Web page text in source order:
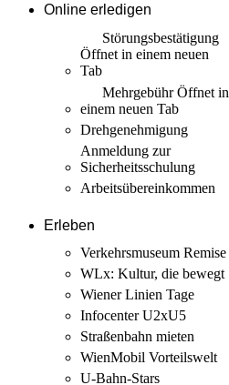
Online erledigen
Störungs­bestätigung
Öffnet in einem neuen
Tab
MehrgebührÖffnet in
einem neuen Tab
Drehgenehmigung
Anmeldung zur
Sicherheits­schulung
Arbeits­übereinkommen
Erleben
Verkehrsmuseum Remise
WLx: Kultur, die bewegt
Wiener Linien Tage
Infocenter U2xU5
Straßenbahn mieten
WienMobil Vorteilswelt
U-Bahn-Stars